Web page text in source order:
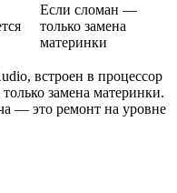
Если сломан —
только замена
материнки
встроен в процессор
только замена материнки.
— это ремонт на уровне